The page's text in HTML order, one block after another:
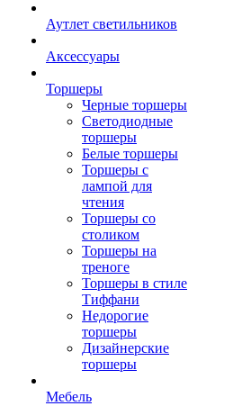
Аутлет светильников
Аксессуары
Торшеры
Черные торшеры
Светодиодные
торшеры
Белые торшеры
Торшеры с
лампой для
чтения
Торшеры со
столиком
Торшеры на
треноге
Торшеры в стиле
Тиффани
Недорогие
торшеры
Дизайнерские
торшеры
Мебель